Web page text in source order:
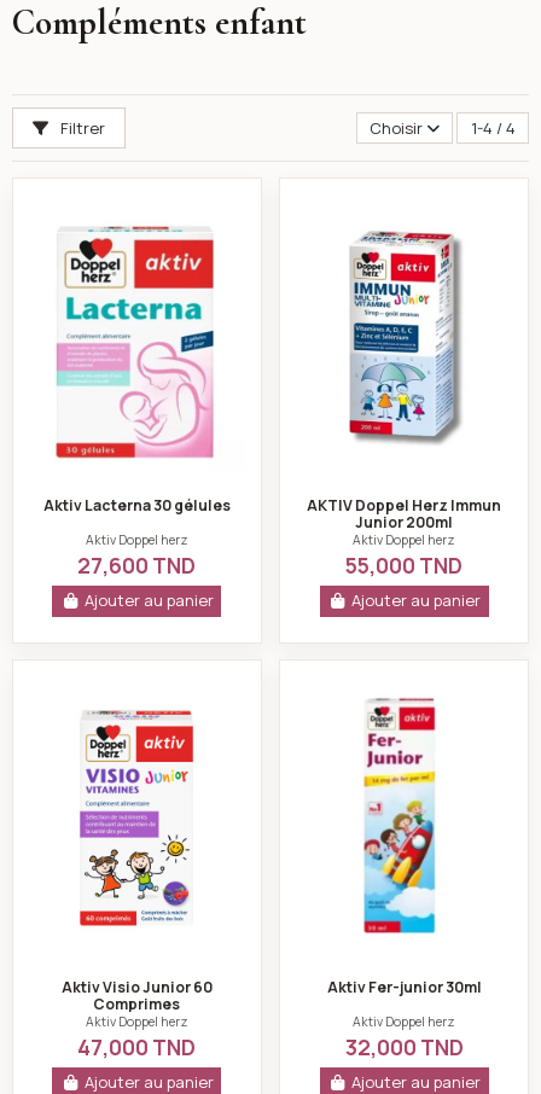
Compléments enfant
Filtrer Choisir 1-4 / 4
Aktiv Lacterna 30 gélules
Aktiv Doppel herz
27,600 TND
Ajouter au panier
AKTIV Doppel Herz Immun
Junior 200ml
Aktiv Doppel herz
55,000 TND
Ajouter au panier
Aktiv Visio Junior 60
Comprimes
Aktiv Doppel herz
47,000 TND
Ajouter au panier
Aktiv Fer-junior 30ml
Aktiv Doppel herz
32,000 TND
Ajouter au panier